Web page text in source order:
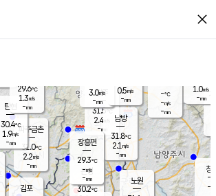
close
양주
31.5℃
2.4
-mm
파주금촌
31.0℃
2.2m/s
-mm
-℃
-m/s
-mm
창
-
탄현
30.4℃
1.9m/s
-mm
1.0m/s
-mm
김포
은평
30.2℃
노원
남방
31.8℃
2.1 m/s
-mm
장흥면
29.3℃
-m/s
-mm
3.0m/s
-mm
29.6℃
1.3m/s
-mm
0.5m/s
-mm